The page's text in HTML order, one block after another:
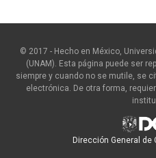
© 2017 - Hecho en México,
(UNAM). Esta página puede ser
siempre y cuando no se mutile, se
electrónica. De otra forma,
Dirección General de